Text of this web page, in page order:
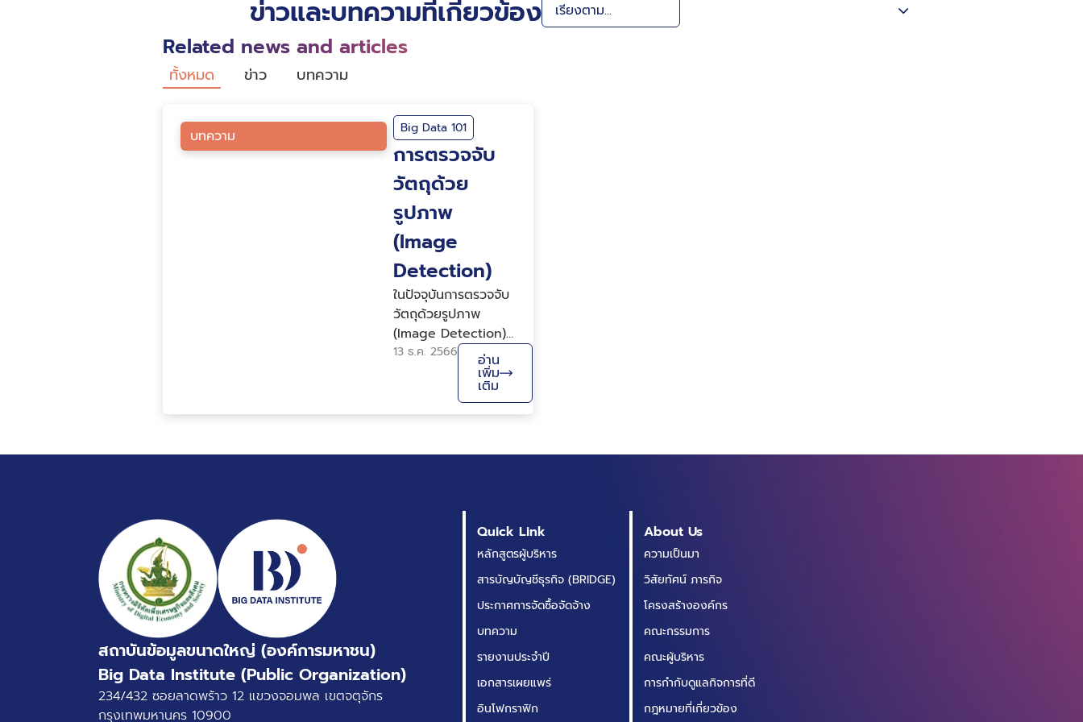
ข่าวและบทความที่เกี่ยวข้อง
Related news and articles
ทั้งหมด ข่าว บทความ
บทความ Big Data 101
การตรวจจับ
วัตถุด้วย
รูปภาพ
(Image
Detection)
ในปัจจุบันการตรวจจับ
วัตถุด้วยรูปภาพ
(Image Detection)
เป็นเทคโนโลยีที่ใช้
คอมพิวเตอร์ในการระบุ
และวิเคราะห์วัตถุที่อยู่ใน
รูปภาพ ซึ่งการใช้งานนั้น
หลายรูปแบบ ตัวอย่าง
ต้องเข้าตึกหรือที่เห็น
ตามหนัง การระบุสินค้า
ในคลังสินค้า รวมไปถึง
13 ธ.ค. 2566 อ่าน
เพิ่ม
เติม
สถาบันข้อมูลขนาดใหญ่ (องค์การมหาชน)
Big Data Institute (Public Organization)
234/432 ซอยลาดพร้าว 12 แขวงจอมพล เขตจตุจักร
กรุงเทพมหานคร 10900
Quick Link
หลักสูตรผู้บริหาร
สารบัญบัญชีธุรกิจ (BRIDGE)
ประกาศการจัดซื้อจัดจ้าง
บทความ
รายงานประจำปี
เอกสารเผยแพร่
อินโฟกราฟิก
About Us
ความเป็นมา
วิสัยทัศน์ ภารกิจ
โครงสร้างองค์กร
คณะกรรมการ
คณะผู้บริหาร
การกำกับดูแลกิจการที่ดี
กฎหมายที่เกี่ยวข้อง